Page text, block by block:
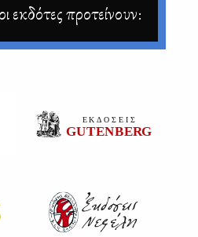
εκδότες προτείνουν: